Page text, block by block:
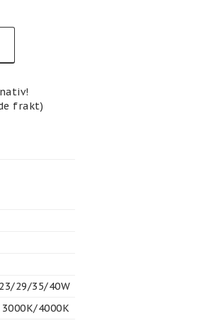
frakt)
29/35/40W
4000K